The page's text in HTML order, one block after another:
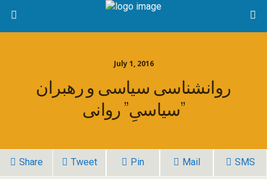
July 1, 2016
روانشناسی سیاسی و رهبران
سیاسیِ” روانی”
Share Tweet Pin Mail SMS